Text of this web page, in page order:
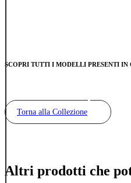
SCOPRI TUTTI I MODELLI PRESENTI IN
Torna alla Collezione
Altri prodotti che